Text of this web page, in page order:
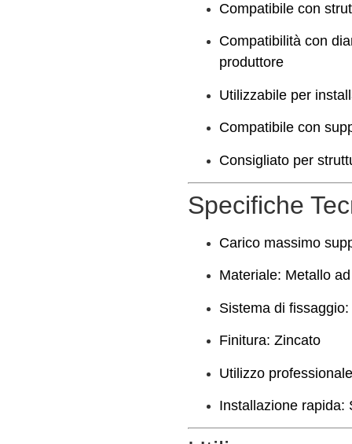
Compatibile con
Compatibilità con
produttore
Utilizzabile per
Compatibile con
Consigliato per
Specifiche
Carico massimo
Materiale: Metallo
Sistema di
Finitura: Zincato
Utilizzo
Installazione rapida: